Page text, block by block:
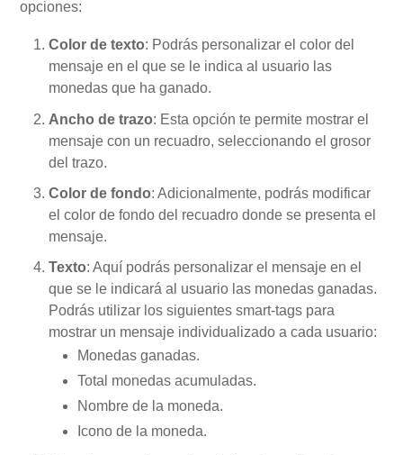
opciones:
Color de texto: Podrás personalizar el color del
mensaje en el que se le indica al usuario las
monedas que ha ganado.
Ancho de trazo: Esta opción te permite mostrar el
mensaje con un recuadro, seleccionando el grosor
del trazo.
Color de fondo: Adicionalmente, podrás modificar
el color de fondo del recuadro donde se presenta el
mensaje.
Texto: Aquí podrás personalizar el mensaje en el
que se le indicará al usuario las monedas ganadas.
Podrás utilizar los siguientes smart-tags para
mostrar un mensaje individualizado a cada usuario:
Monedas ganadas.
Total monedas acumuladas.
Nombre de la moneda.
Icono de la moneda.